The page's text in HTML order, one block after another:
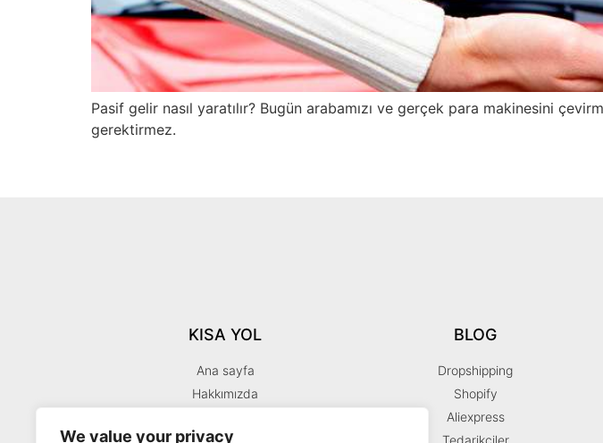
We value your privacy
Pasif gelir nasıl yaratılır? Bugün arabamızı ve gerçek para makinesini
gerektirmez.
KISA YOL
Ana sayfa
Hakkımızda
BLOG
Dropshipping
Shopify
Aliexpress